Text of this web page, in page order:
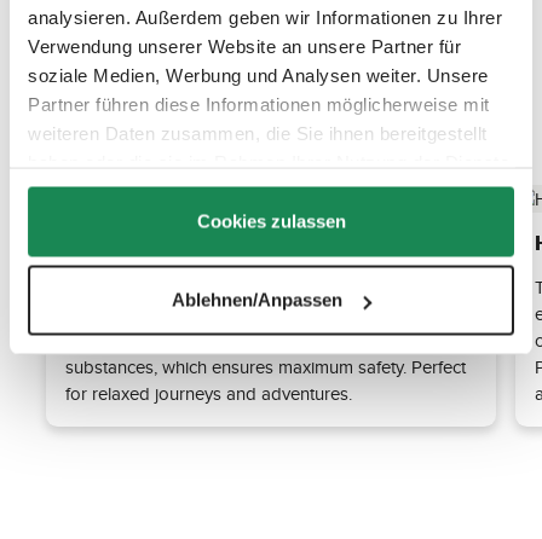
analysieren. Außerdem geben wir Informationen zu Ihrer
Verwendung unserer Website an unsere Partner für
soziale Medien, Werbung und Analysen weiter. Unsere
Partner führen diese Informationen möglicherweise mit
weiteren Daten zusammen, die Sie ihnen bereitgestellt
gesammelt haben.
Cookies zulassen
Ablehnen/Anpassen
Discover the top features
The CozyCloud® seat insert offers your child
maximum comfort thanks to its ultra-soft, ergonomic
padding. It is allergy-friendly and tested for harmful
substances, which ensures maximum safety. Perfect
for relaxed journeys and adventures.